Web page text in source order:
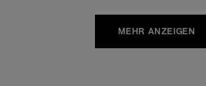
MEHR ANZEIGEN